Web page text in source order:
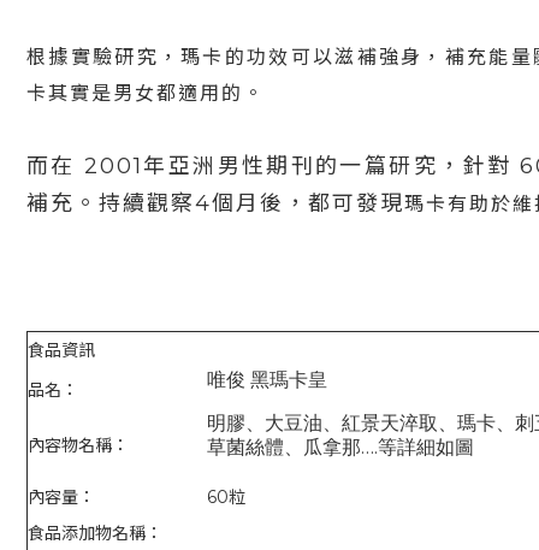
根據實驗研究，瑪卡的功效可以滋補強身，補充能
卡其實是男女都適用的。
而在 2001年亞洲男性期刊的一篇研究，針對
補充。持續觀察4個月後，都可發現瑪卡有助於
食品資訊
品名：
唯俊 黑瑪卡皇
內容物名稱：
明膠、大豆油、紅景天淬取、瑪卡、
草菌絲體、瓜拿那….等詳細如圖
內容量：
60粒
食品添加物名稱：